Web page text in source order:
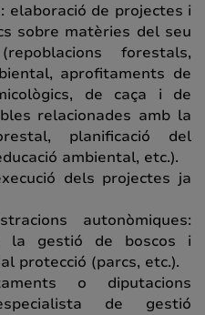
elaboració de projectes i
sobre matèries del seu
forestals,
aprofitaments de
de caça i de
relacionades amb la
planificació del
ambiental, etc.).
dels projectes ja
autonòmiques:
la gestió de boscos i
protecció (parcs, etc.).
o diputacions
de gestió